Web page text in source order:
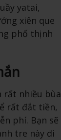
yatai,
xiên que
phố thịnh
rất nhiều bùa
rất đắt tiền,
phí. Bạn sẽ
tre này đi